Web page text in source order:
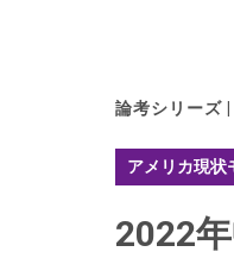
論考シリーズ
アメリカ現状
2022